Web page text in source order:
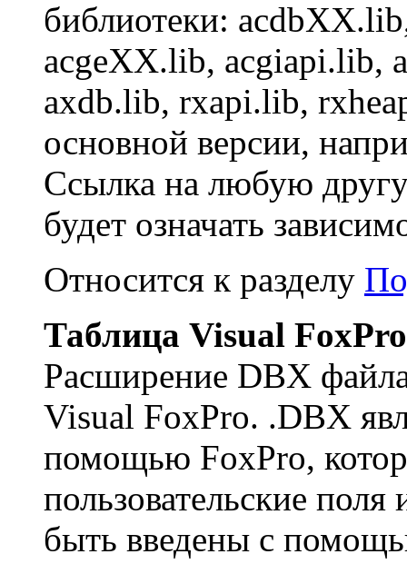
библиотеки:
acgeXX.lib, acgiapi.lib,
axdb.lib, rxapi.lib,
основной версии,
Ссылка на любую
будет означать
Относится к разделу
Таблица Visual FoxPro
Расширение DBX
Visual FoxPro. .DBX
помощью FoxPro,
пользовательские
быть введены с